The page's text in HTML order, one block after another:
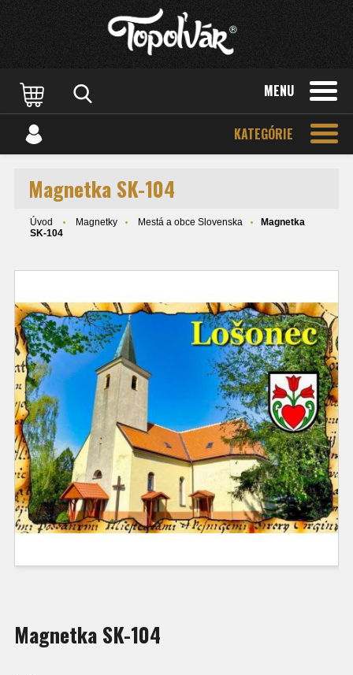
MENU
KATEGÓRIE
Magnetka SK-104
Úvod Magnetky Mestá a obce Slovenska
Magnetka
SK-104
Magnetka SK-104